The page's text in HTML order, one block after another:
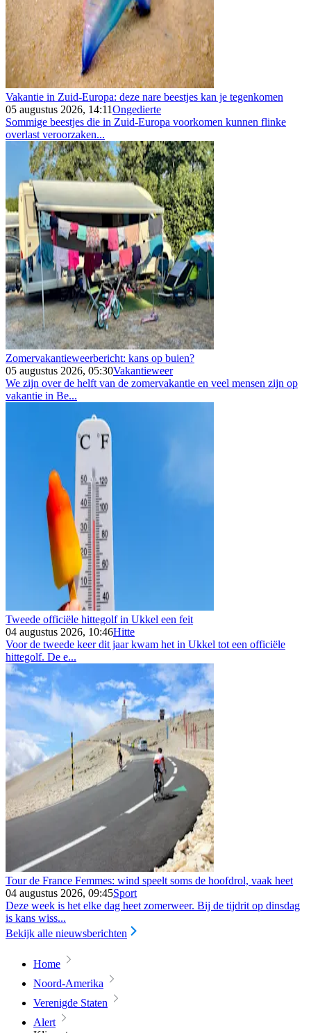
Vakantie in Zuid-Europa: deze nare beestjes kan je tegenkomen
05 augustus 2026, 14:11Ongedierte
Sommige beestjes die in Zuid-Europa voorkomen kunnen flinke
overlast veroorzaken...
Zomervakantieweerbericht: kans op buien?
05 augustus 2026, 05:30Vakantieweer
We zijn over de helft van de zomervakantie en veel mensen zijn op
vakantie in Be...
Tweede officiële hittegolf in Ukkel een feit
04 augustus 2026, 10:46Hitte
Voor de tweede keer dit jaar kwam het in Ukkel tot een officiële
hittegolf. De e...
Tour de France Femmes: wind speelt soms de hoofdrol, vaak heet
04 augustus 2026, 09:45Sport
Deze week is het elke dag heet zomerweer. Bij de tijdrit op dinsdag
is kans wiss...
Bekijk alle nieuwsberichten
Home
Noord-Amerika
Verenigde Staten
Alert